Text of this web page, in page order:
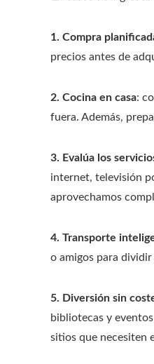
1. Compra
precios antes de
2. Cocina en casa:
fuera. Además,
3. Evalúa los
internet, televisión
aprovechamos
4. Transporte
o amigos para
5. Diversión sin
bibliotecas y
sitios que necesiten